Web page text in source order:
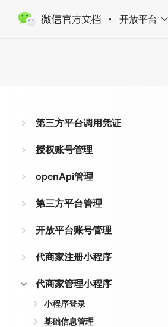
开放平台
第三方平台调用凭证
授权账号管理
openApi管理
第三方平台管理
开放平台账号管理
代商家注册小程序
代商家管理小程序
小程序登录
基础信息管理